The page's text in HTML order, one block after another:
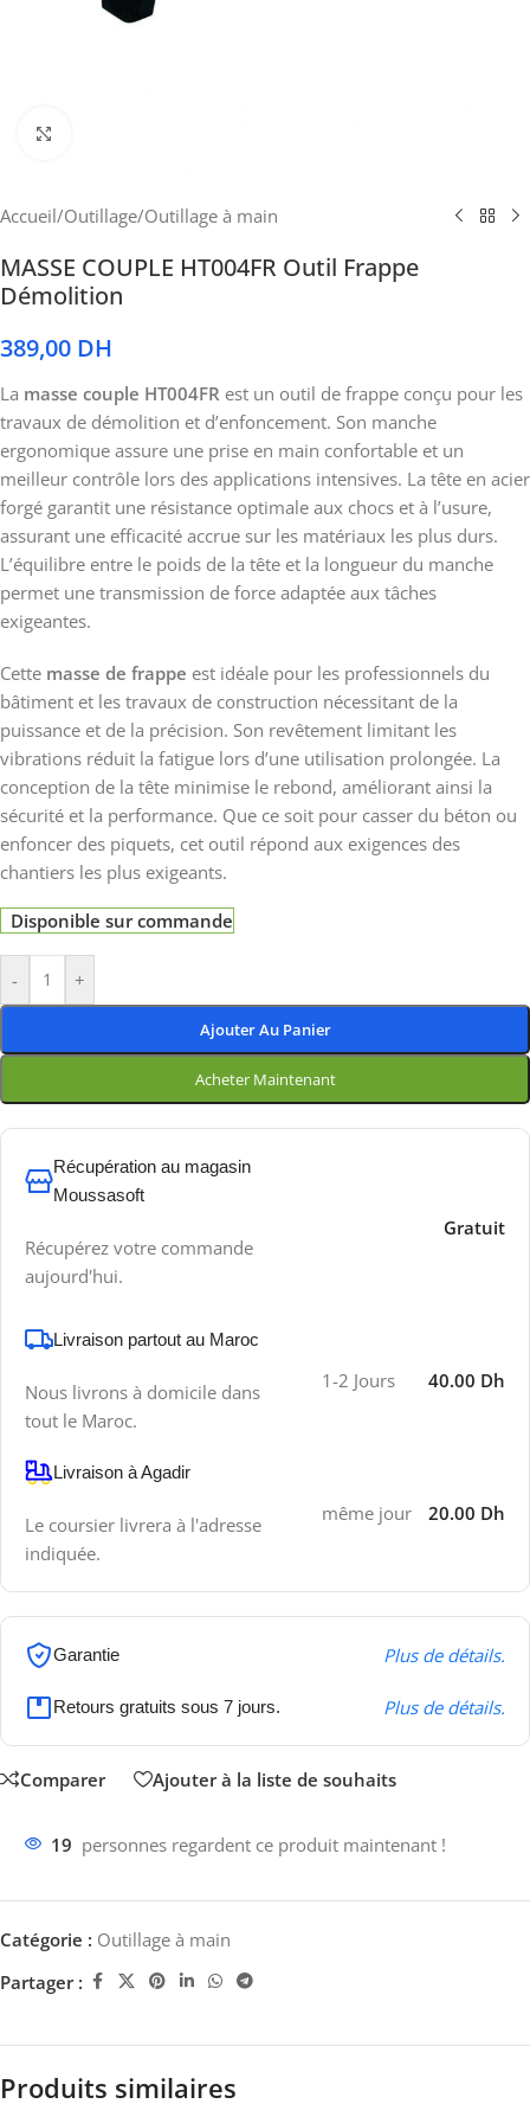
Accueil/Outillage/Outillage à main
MASSE COUPLE HT004FR Outil Frappe
Démolition
389,00 DH
La masse couple HT004FR est un outil de frappe conçu pour les
travaux de démolition et d’enfoncement. Son manche
ergonomique assure une prise en main confortable et un
meilleur contrôle lors des applications intensives. La tête en acier
forgé garantit une résistance optimale aux chocs et à l’usure,
assurant une efficacité accrue sur les matériaux les plus durs.
L’équilibre entre le poids de la tête et la longueur du manche
permet une transmission de force adaptée aux tâches
exigeantes.
Cette masse de frappe est idéale pour les professionnels du
bâtiment et les travaux de construction nécessitant de la
puissance et de la précision. Son revêtement limitant les
vibrations réduit la fatigue lors d’une utilisation prolongée. La
conception de la tête minimise le rebond, améliorant ainsi la
sécurité et la performance. Que ce soit pour casser du béton ou
enfoncer des piquets, cet outil répond aux exigences des
chantiers les plus exigeants.
Disponible sur commande
- +
Ajouter Au Panier
Acheter Maintenant
Récupération au magasin
Moussasoft
Récupérez votre commande
aujourd'hui.
Gratuit
Livraison partout au Maroc
Nous livrons à domicile dans
tout le Maroc.
1-2 Jours 40.00 Dh
Livraison à Agadir
Le coursier livrera à l'adresse
indiquée.
même jour 20.00 Dh
Garantie Plus de détails.
Retours gratuits sous 7 jours. Plus de détails.
Comparer Ajouter à la liste de souhaits
19 personnes regardent ce produit maintenant !
Catégorie : Outillage à main
Partager :
Produits similaires